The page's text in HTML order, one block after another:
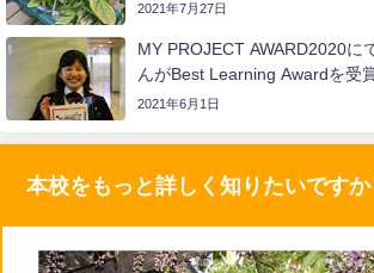
2021年7月27日
MY PROJECT AWARD2020に
んがBest Learning Awardを受
2021年6月1日
本校をもっと詳しく知りたいですか